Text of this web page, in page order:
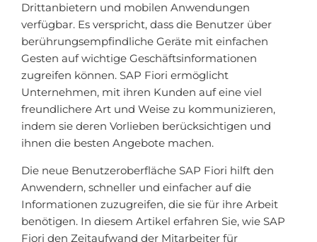
Drittanbietern und mobilen Anwendungen
verfügbar. Es verspricht, dass die Benutzer über
berührungsempfindliche Geräte mit einfachen
Gesten auf wichtige Geschäftsinformationen
zugreifen können. SAP Fiori ermöglicht
Unternehmen, mit ihren Kunden auf eine viel
freundlichere Art und Weise zu kommunizieren,
indem sie deren Vorlieben berücksichtigen und
ihnen die besten Angebote machen.
Die neue Benutzeroberfläche SAP Fiori hilft den
Anwendern, schneller und einfacher auf die
Informationen zuzugreifen, die sie für ihre Arbeit
benötigen. In diesem Artikel erfahren Sie, wie SAP
Fiori den Zeitaufwand der Mitarbeiter für